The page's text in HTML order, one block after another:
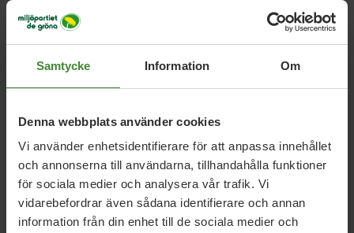
Samtycke Information Om
Denna webbplats använder cookies
Vi använder enhetsidentifierare för att anpassa innehållet
och annonserna till användarna, tillhandahålla funktioner
för sociala medier och analysera vår trafik. Vi
vidarebefordrar även sådana identifierare och annan
information från din enhet till de sociala medier och
Uppdrag med Paula Savina
EU-kansliet
Axel Sandin Eva Svedling Felicia Rydberg
Hedda
Berkesand
Jeanette Perman
Joakim Söder
Linnea Lagerqvist
Nadja Winberg
Paula Savina
Thea Hambleton
Ulrika Ekfeldt